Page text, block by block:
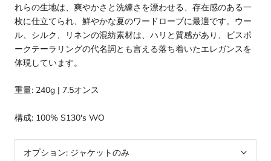
れらの生地は、爽やかさと洗練さを漂わせる、存在感のある一
枚に仕立てられ、鮮やかな夏のワードローブに最適です。ウー
ル、シルク、リネンの混紡素材は、ハリと質感があり、ビスポ
ークテーラリングの代名詞とも言える落ち着いたエレガンスを
体現しています。
重量: 240g | 7.5オンス
構成: 100% S130's WO
オプション: ジャケットのみ